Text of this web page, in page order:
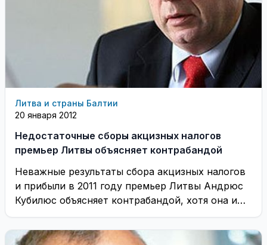
Литва и страны Балтии
20 января 2012
Недостаточные сборы акцизных налогов
премьер Литвы объясняет контрабандой
Неважные результаты сбора акцизных налогов
и прибыли в 2011 году премьер Литвы Андрюс
Кубилюс объясняет контрабандой, хотя она и
уменьшилась